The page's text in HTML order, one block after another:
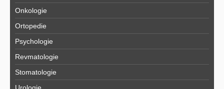
Onkologie
Ortopedie
Psychologie
Revmatologie
Stomatologie